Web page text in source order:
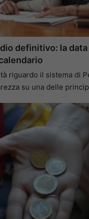
definitivo: la data
riguardo il sistema di
su una delle